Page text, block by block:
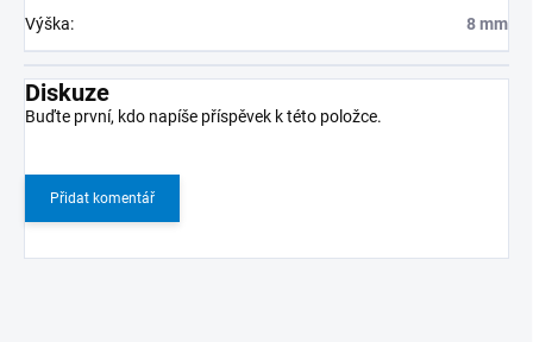
Výška: 8 mm
Diskuze
Buďte první, kdo napíše příspěvek k této položce.
Přidat komentář